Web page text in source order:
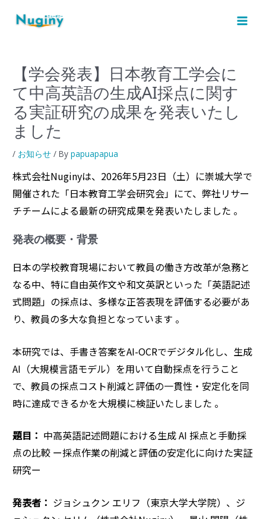
【学会発表】日本教育工学会に
て中高英語の生成AI採点に関す
る実証研究の成果を発表いたし
ました
/ お知らせ / Bypapuapapua
株式会社Nuginyは、2026年5月23日（土）に崇城大学で
開催された「日本教育工学会研究会」にて、弊社リサー
チチームによる最新の研究成果を発表いたしました 。
発表の概要・背景
日本の学校教育現場において教員の働き方改革が急務と
なる中、特に自由英作文や和文英訳といった「英語記述
式問題」の採点は、多様な正答表現を評価する必要があ
り、教員の多大な負担となっています 。
本研究では、手書き答案をAI-OCRでデジタル化し、生成
AI（大規模言語モデル）を用いて自動採点を行うこと
で、教員の採点コスト削減と評価の一貫性・安定化を同
時に達成できるかを大規模に検証いたしました 。
題目： 中高英語記述問題における生成 AI 採点と手動採
点の比較 ー採点作業の削減と評価の安定化に向けた実証
研究ー
発表者： ジョシュクン エリフ（東京大学大学院）、ジ
navigation